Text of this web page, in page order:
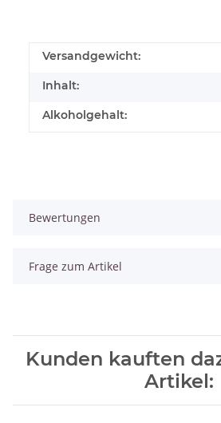
Versandgewicht:
Inhalt:
Alkoholgehalt:
Bewertungen
Frage zum Artikel
Kunden kauften
Artikel: